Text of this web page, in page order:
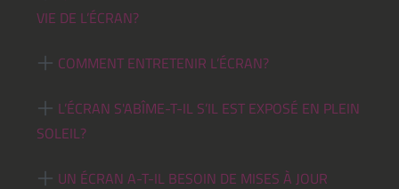
VIE DE L’ÉCRAN?
COMMENT ENTRETENIR L’ÉCRAN?
L’ÉCRAN S'ABÎME-T-IL S’IL EST EXPOSÉ EN PLEIN
SOLEIL?
UN ÉCRAN A-T-IL BESOIN DE MISES À JOUR